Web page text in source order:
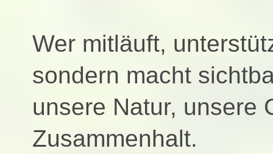
Wer mitläuft,
sondern macht
unsere Natur, unsere
Zusammenhalt.